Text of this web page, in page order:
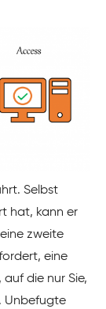
Selbst
hat, kann er
zweite
eine
die nur Sie,
Unbefugte